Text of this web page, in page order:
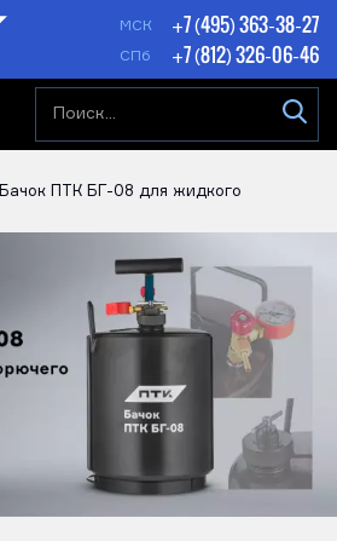
МСК +7 (495) 363-38-27
СПб +7 (812) 326-06-46
Бачок ПТК БГ-08 для жидкого